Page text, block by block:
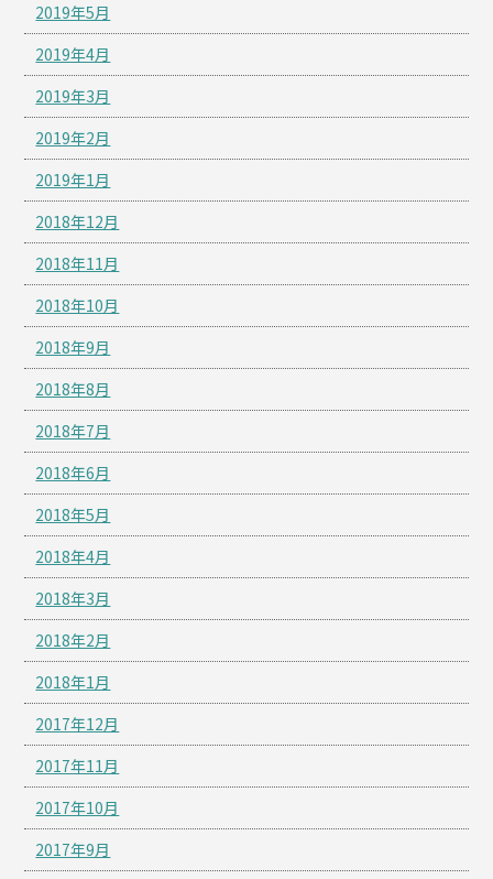
2019年5月
2019年4月
2019年3月
2019年2月
2019年1月
2018年12月
2018年11月
2018年10月
2018年9月
2018年8月
2018年7月
2018年6月
2018年5月
2018年4月
2018年3月
2018年2月
2018年1月
2017年12月
2017年11月
2017年10月
2017年9月